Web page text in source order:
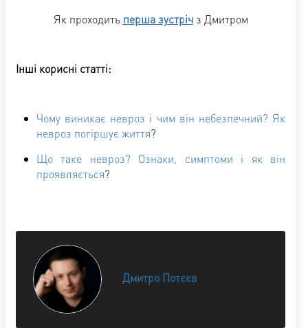
Як проходить перша зустрічз Дмитром
Інші корисні статті:
Чому виникає невроз і чим він небезпечний? Як
невроз погіршує життя?
Що таке невроз? Ознаки, симптоми і як він
проявляється?
Дмитро Потєєв